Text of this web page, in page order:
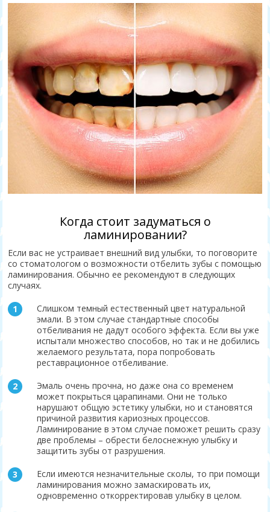
Когда стоит задуматься о
ламинировании?
Если вас не устраивает внешний вид улыбки, то поговорите
со стоматологом о возможности отбелить зубы с помощью
ламинирования. Обычно ее рекомендуют в следующих
случаях.
Слишком темный естественный цвет натуральной
эмали. В этом случае стандартные способы
отбеливания не дадут особого эффекта. Если вы уже
испытали множество способов, но так и не добились
желаемого результата, пора попробовать
реставрационное отбеливание.
Эмаль очень прочна, но даже она со временем
может покрыться царапинами. Они не только
нарушают общую эстетику улыбки, но и становятся
причиной развития кариозных процессов.
Ламинирование в этом случае поможет решить сразу
две проблемы – обрести белоснежную улыбку и
защитить зубы от разрушения.
Если имеются незначительные сколы, то при помощи
ламинирования можно замаскировать их,
одновременно откорректировав улыбку в целом.